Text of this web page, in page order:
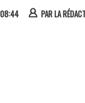
PARLA